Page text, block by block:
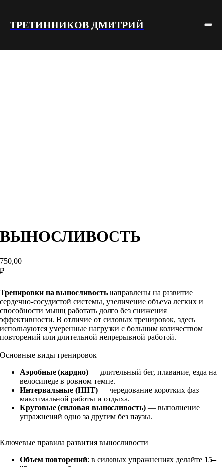
ТРЕТИННИКОВ ДМИТРИЙ
ВЫНОСЛИВОСТЬ
750,00
₽
Тренировки на выносливость направлены на развитие
сердечно-сосудистой системы, увеличение объема легких и
способности мышц работать долго без снижения
эффективности. В отличие от силовых тренировок, здесь
используются умеренные нагрузки с большим количеством
повторений или длительной непрерывной работой.
Основные виды тренировок
Аэробные (кардио) — длительный бег, плавание, езда на
велосипеде в ровном темпе.
Интервальные (HIIT) — чередование коротких фаз
максимальной работы и отдыха.
Круговые (силовая выносливость) — выполнение
упражнений одно за другим без паузы.
Ключевые правила развития выносливости
Объем повторений: в силовых упражнениях делайте 15–